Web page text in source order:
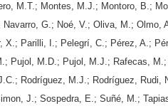
M.T.; Montes, M.J.; Montoro, B.;
G.; Noé, V.; Oliva, M.; Olmo,
X.; Parilli, I.; Pelegrí, C.; Pérez, A.;
Pujol, M.D.; Pujol, M.J.; Rafecas,
Rodríguez, M.J.; Rodríguez, Rudi,
J.; Sospedra, E.; Suñé, M.;